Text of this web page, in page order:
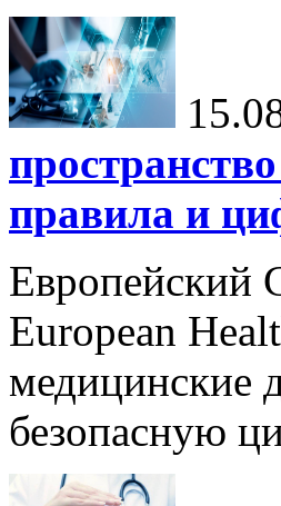
правила и
Европейский
European
медицинские
безопасную